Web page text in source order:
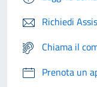
Richiedi
Chiama il
Prenota un